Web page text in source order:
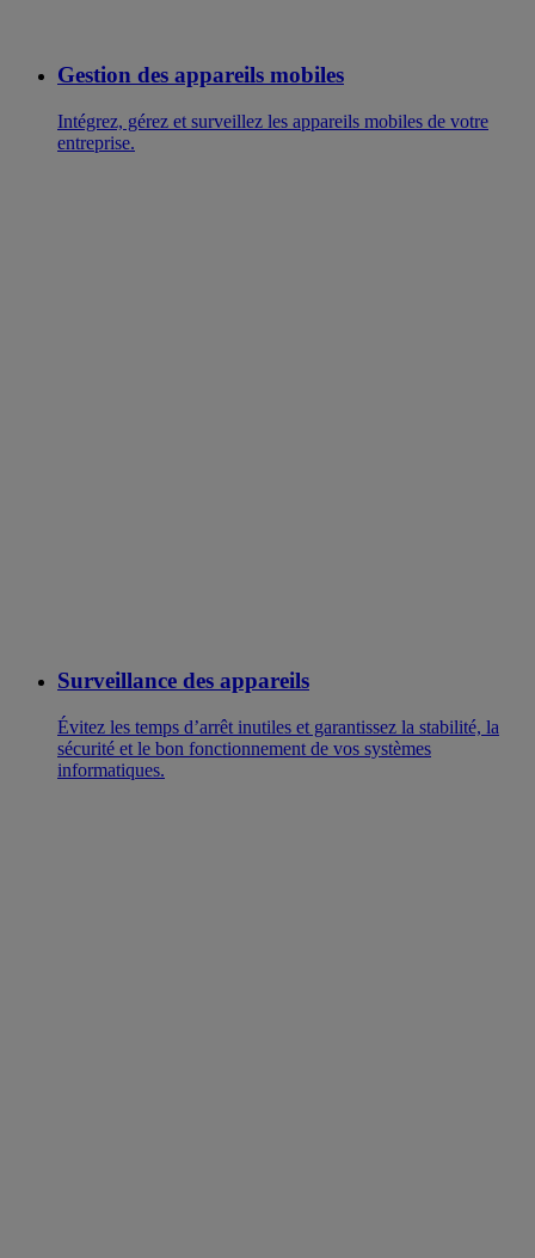
Gestion des appareils mobiles
Intégrez, gérez et surveillez les appareils mobiles de votre
entreprise.
Surveillance des appareils
Évitez les temps d’arrêt inutiles et garantissez la stabilité, la
sécurité et le bon fonctionnement de vos systèmes
informatiques.